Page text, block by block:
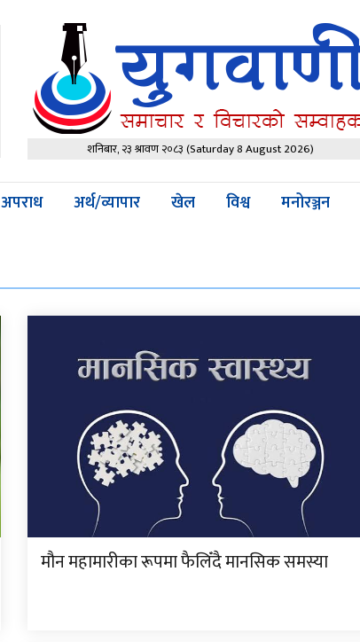
शनिबार, २३ श्रावण २०८३(Saturday 8 August 2026)
अपराध अर्थ/व्यापार खेल विश्व मनोरञ्जन
मौन महामारीका रूपमा फैलिँदै मानसिक समस्या